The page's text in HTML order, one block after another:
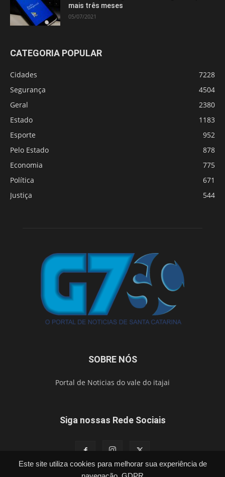
Este site utiliza cookies para melhorar sua experiência de
mais três meses
05/07/2021
CATEGORIA POPULAR
Cidades
7228
Segurança
4504
Geral
2380
Estado
1183
Esporte
952
Pelo Estado
878
Economia
775
Política
671
Justiça
544
SOBRE NÓS
Portal de Noticias do vale do itajai
Siga nossas Rede Sociais